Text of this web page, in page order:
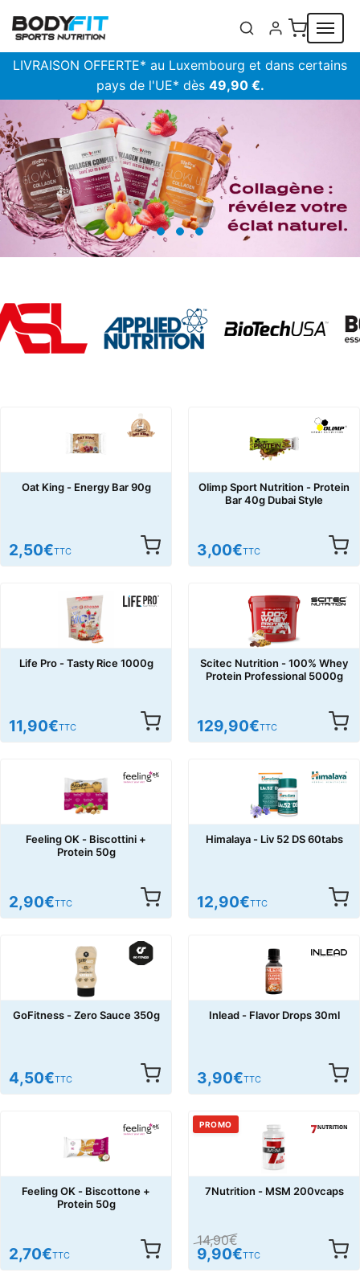
LIVRAISON OFFERTE* au Luxembourg et dans certains
pays de l'UE* dès 49,90 €.
Oat King - Energy Bar 90g
2,50€TTC
Olimp Sport Nutrition - Protein
Bar 40g Dubai Style
3,00€TTC
Life Pro - Tasty Rice 1000g
11,90€TTC
Scitec Nutrition - 100% Whey
Protein Professional 5000g
129,90€TTC
Feeling OK - Biscottini +
Protein 50g
2,90€TTC
Himalaya - Liv 52 DS 60tabs
12,90€TTC
GoFitness - Zero Sauce 350g
4,50€TTC
Inlead - Flavor Drops 30ml
3,90€TTC
Feeling OK - Biscottone +
Protein 50g
2,70€TTC
PROMO
7Nutrition - MSM 200vcaps
14,90€
9,90€TTC